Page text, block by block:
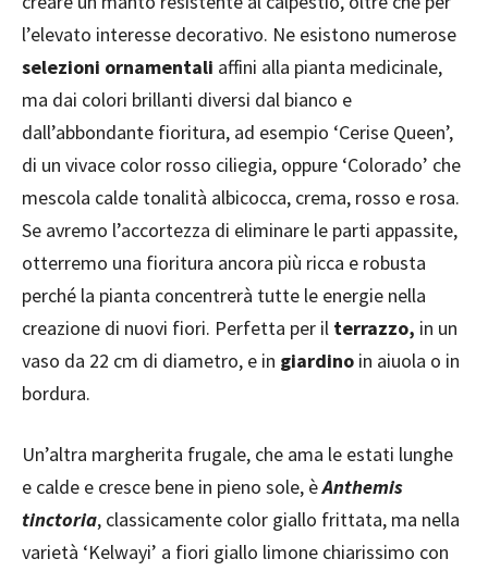
l’elevato interesse decorativo. Ne esistono numerose
selezioni ornamentali affini alla pianta medicinale,
ma dai colori brillanti diversi dal bianco e
dall’abbondante fioritura, ad esempio ‘Cerise Queen’,
di un vivace color rosso ciliegia, oppure ‘Colorado’ che
mescola calde tonalità albicocca, crema, rosso e rosa.
Se avremo l’accortezza di eliminare le parti appassite,
otterremo una fioritura ancora più ricca e robusta
perché la pianta concentrerà tutte le energie nella
creazione di nuovi fiori. Perfetta per il terrazzo, in un
vaso da 22 cm di diametro, e in giardino in aiuola o in
bordura.
Un’altra margherita frugale, che ama le estati lunghe
e calde e cresce bene in pieno sole, èAnthemis
tinctoria, classicamente color giallo frittata, ma nella
varietà ‘Kelwayi’ a fiori giallo limone chiarissimo con